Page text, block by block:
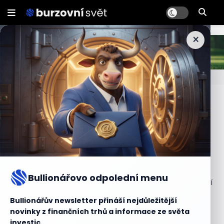
×
Bullionářovo odpolední menu
Bullionářův newsletter přináší nejdůležitější
novinky z finančních trhů a informace ze světa
Jak dluhopis koupit?
Dluhopisy jsou vydávány na trhu prostřednictvím
primárních emisí.
účastníky primárních emisí, kteří nakupují dluhopisy jak
pro sebe, tak pro své klienty. V České republice je primární
Státní dluhopisy se na primárním trhu prodávají
prostřednictvím americké výnosové aukce, kde jsou